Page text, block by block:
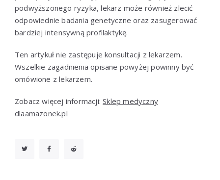
podwyższonego ryzyka, lekarz może również zlecić
odpowiednie badania genetyczne oraz zasugerować
bardziej intensywną profilaktykę.
Ten artykuł nie zastępuje konsultacji z lekarzem.
Wszelkie zagadnienia opisane powyżej powinny być
omówione z lekarzem.
Zobacz więcej informacji:Sklep medyczny
dlaamazonek.pl